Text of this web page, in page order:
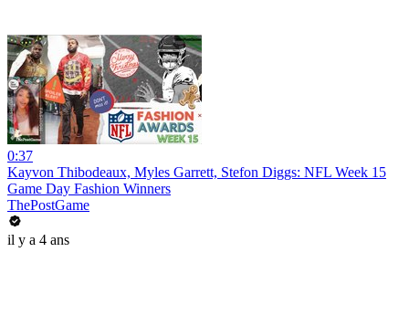
0:37
Kayvon Thibodeaux, Myles Garrett, Stefon Diggs: NFL Week 15
Game Day Fashion Winners
ThePostGame
il y a 4 ans